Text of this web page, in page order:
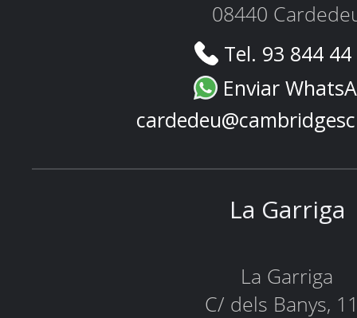
08440
Tel. 93 844
Enviar
La Garriga
La Garriga
C/ dels Banys,